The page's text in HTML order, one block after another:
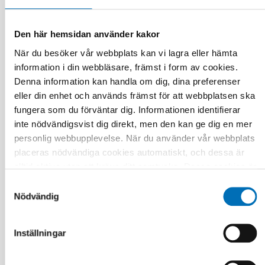
Den här hemsidan använder kakor
När du besöker vår webbplats kan vi lagra eller hämta
information i din webbläsare, främst i form av cookies.
Denna information kan handla om dig, dina preferenser
eller din enhet och används främst för att webbplatsen ska
fungera som du förväntar dig. Informationen identifierar
inte nödvändigsvist dig direkt, men den kan ge dig en mer
personlig webbupplevelse. När du använder vår webbplats
placeras nödvändiga cookies automatiskt, och dessa är
dess funktioner. Vi respekterar din integritet, och du kan
marknadsföring och oklassificerade) du vill acceptera.
Klicka på de olika kategorirubrikerna för att ta reda på mer
Nödvändig
Inställningar
ÄLDRE
1 jul 2026
Age-friendly development requires a whole-of-
society approach